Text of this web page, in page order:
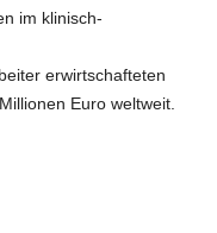
im klinisch-
erwirtschafteten
Euro weltweit.